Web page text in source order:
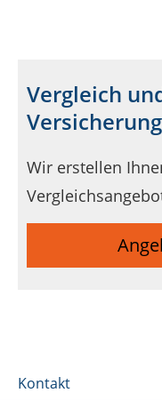
Vergleich
Versicherung
Wir erstellen
Kontakt